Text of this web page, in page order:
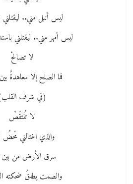
ليس أنبل مني.. ليقتلني
ليس أمهر مني.. ليقتلني
لا تصالحْ
فما الصلح إلا معاهدةٌ
(في شرف
لا تُنتقَصْ
والذي اغتالني
سرق الأرض من بين
والصمت يطلقُ ضحكته